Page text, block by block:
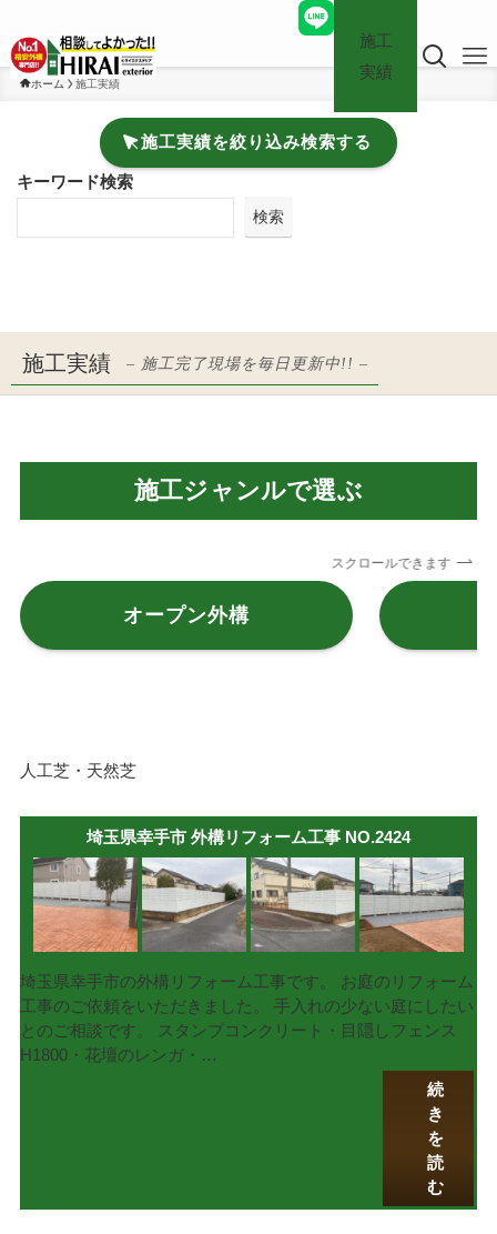
施工
実績
ホーム 施工実績
施工実績を絞り込み検索する
キーワード検索
検索
施工実績 – 施工完了現場を毎日更新中!! –
施工ジャンルで選ぶ
スクロールできます
オープン外構
人工芝・天然芝
埼玉県幸手市 外構リフォーム工事 NO.2424
埼玉県幸手市の外構リフォーム工事です。 お庭のリフォーム
工事のご依頼をいただきました。 手入れの少ない庭にしたい
とのご相談です。 スタンプコンクリート・目隠しフェンス
H1800・花壇のレンガ・…
続
き
を
読
む